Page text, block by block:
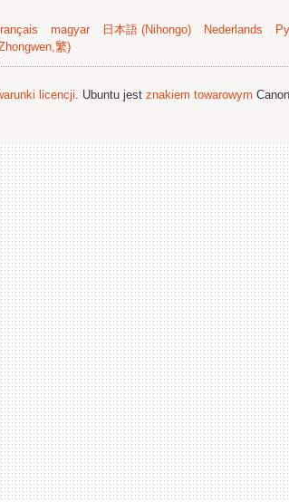
magyar 日本語 (Nihongo) Nederlands
繁)
licencji. Ubuntu jest znakiem towarowym